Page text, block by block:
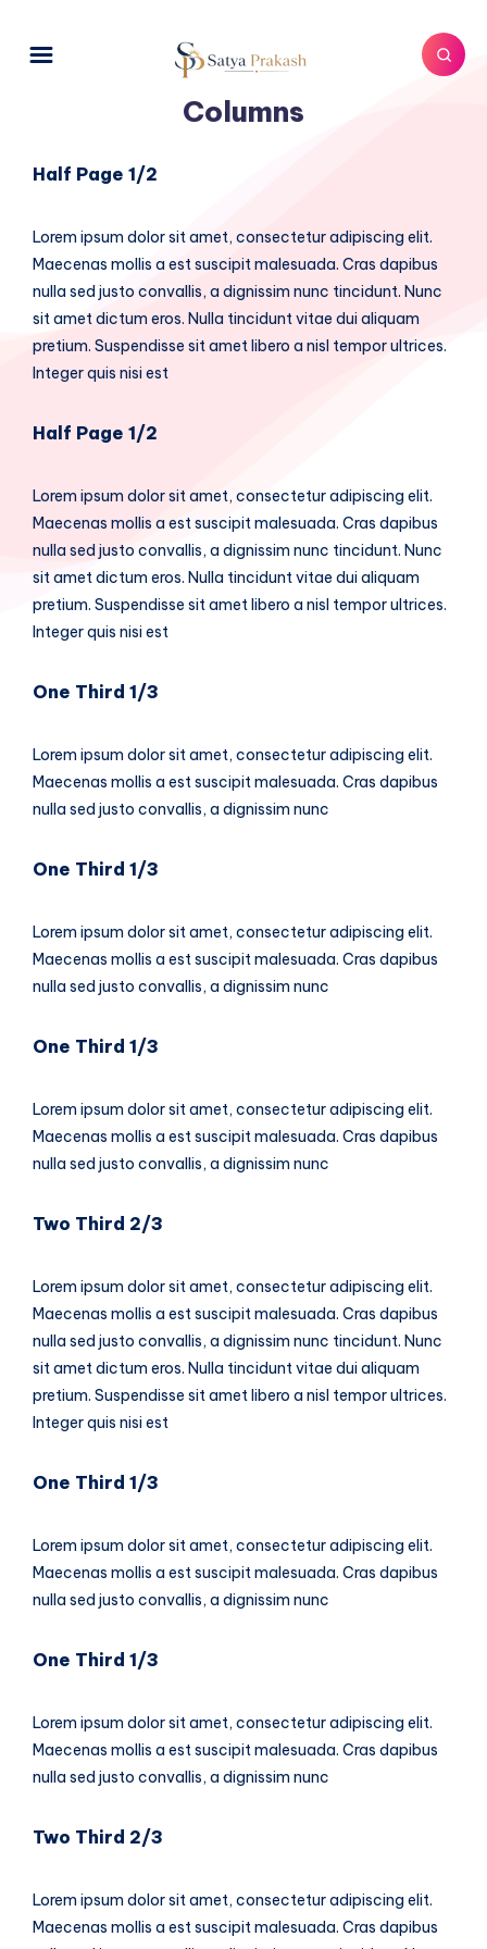
Columns
Half Page 1/2
Lorem ipsum dolor sit amet, consectetur adipiscing elit.
Maecenas mollis a est suscipit malesuada. Cras dapibus
nulla sed justo convallis, a dignissim nunc tincidunt. Nunc
sit amet dictum eros. Nulla tincidunt vitae dui aliquam
pretium. Suspendisse sit amet libero a nisl tempor ultrices.
Integer quis nisi est
Half Page 1/2
Lorem ipsum dolor sit amet, consectetur adipiscing elit.
Maecenas mollis a est suscipit malesuada. Cras dapibus
nulla sed justo convallis, a dignissim nunc tincidunt. Nunc
sit amet dictum eros. Nulla tincidunt vitae dui aliquam
pretium. Suspendisse sit amet libero a nisl tempor ultrices.
Integer quis nisi est
One Third 1/3
Lorem ipsum dolor sit amet, consectetur adipiscing elit.
Maecenas mollis a est suscipit malesuada. Cras dapibus
nulla sed justo convallis, a dignissim nunc
One Third 1/3
Lorem ipsum dolor sit amet, consectetur adipiscing elit.
Maecenas mollis a est suscipit malesuada. Cras dapibus
nulla sed justo convallis, a dignissim nunc
One Third 1/3
Lorem ipsum dolor sit amet, consectetur adipiscing elit.
Maecenas mollis a est suscipit malesuada. Cras dapibus
nulla sed justo convallis, a dignissim nunc
Two Third 2/3
Lorem ipsum dolor sit amet, consectetur adipiscing elit.
Maecenas mollis a est suscipit malesuada. Cras dapibus
nulla sed justo convallis, a dignissim nunc tincidunt. Nunc
sit amet dictum eros. Nulla tincidunt vitae dui aliquam
pretium. Suspendisse sit amet libero a nisl tempor ultrices.
Integer quis nisi est
One Third 1/3
Lorem ipsum dolor sit amet, consectetur adipiscing elit.
Maecenas mollis a est suscipit malesuada. Cras dapibus
nulla sed justo convallis, a dignissim nunc
One Third 1/3
Lorem ipsum dolor sit amet, consectetur adipiscing elit.
Maecenas mollis a est suscipit malesuada. Cras dapibus
nulla sed justo convallis, a dignissim nunc
Two Third 2/3
Lorem ipsum dolor sit amet, consectetur adipiscing elit.
Maecenas mollis a est suscipit malesuada. Cras dapibus